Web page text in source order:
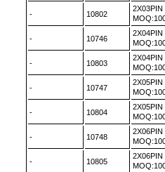
- 10802
- 10746
- 10803
- 10747
- 10804
2X05PIN
- 10748
- 10805